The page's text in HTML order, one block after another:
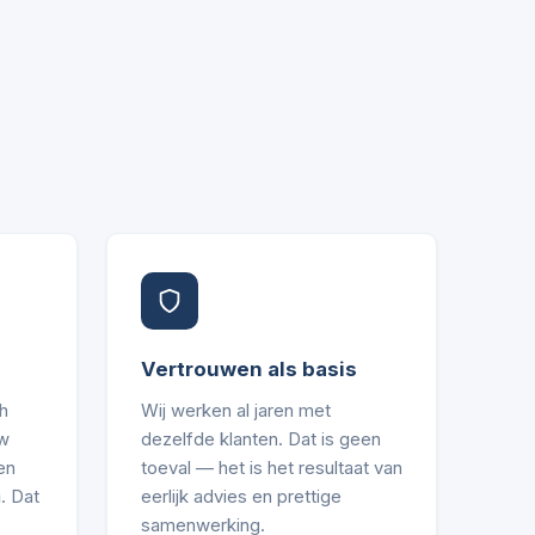
Dat
Vertrouwen als basis
Wij werken al jaren met
dezelfde klanten. Dat is geen
toeval — het is het resultaat van
eerlijk advies en prettige
samenwerking.